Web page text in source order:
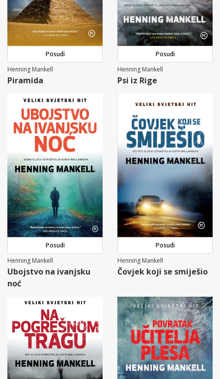
Posudi
Henning Mankell
Piramida
Posudi
Henning Mankell
Psi iz Rige
Posudi
Henning Mankell
Ubojstvo na ivanjsku
noć
Posudi
Henning Mankell
Čovjek koji se smiješio